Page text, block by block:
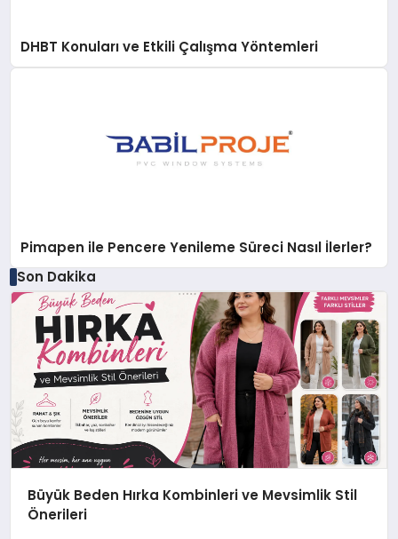
DHBT Konuları ve Etkili Çalışma Yöntemleri
Pimapen ile Pencere Yenileme Süreci Nasıl İlerler?
Son Dakika
Büyük Beden Hırka Kombinleri ve Mevsimlik Stil
Önerileri